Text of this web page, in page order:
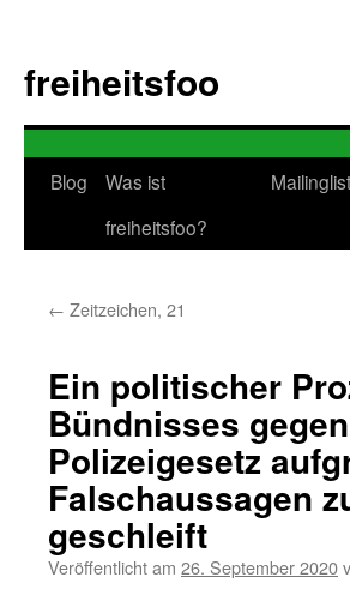
springen
freiheitsfoo
Blog
Was ist
freiheitsfoo?
← Zeitzeichen, 21
Ein politischer
Bündnisses
Polizeigesetz
Falschaussagen
geschleift
Veröffentlicht am 26. September 2020